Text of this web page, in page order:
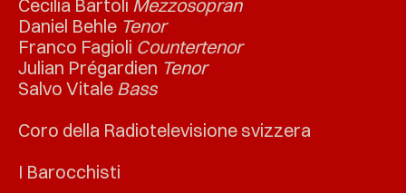
Cecilia Bartoli Mezzosopran
Daniel Behle Tenor
Franco Fagioli Countertenor
Julian Prégardien Tenor
Salvo Vitale Bass
Coro della Radiotelevisione svizzera
I Barocchisti